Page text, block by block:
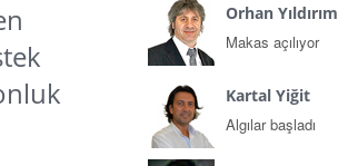
Orhan Yıldırım
Makas açılıyor
Kartal Yiğit
Algılar başladı